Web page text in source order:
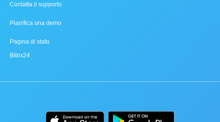
Contatta il supporto
Pianifica una demo
Pagina di stato
Bitrix24